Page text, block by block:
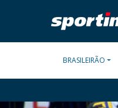
BRASILEIRÃO